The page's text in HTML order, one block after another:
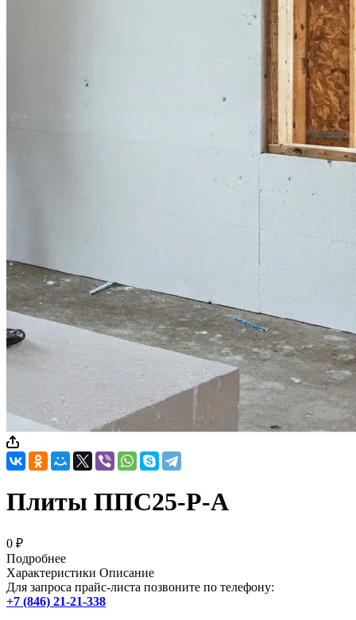
Плиты ППС25-Р-А
0 ₽
Подробнее
Характеристики Описание
Для запроса прайс-листа позвоните по телефону:
+7 (846) 21-21-338